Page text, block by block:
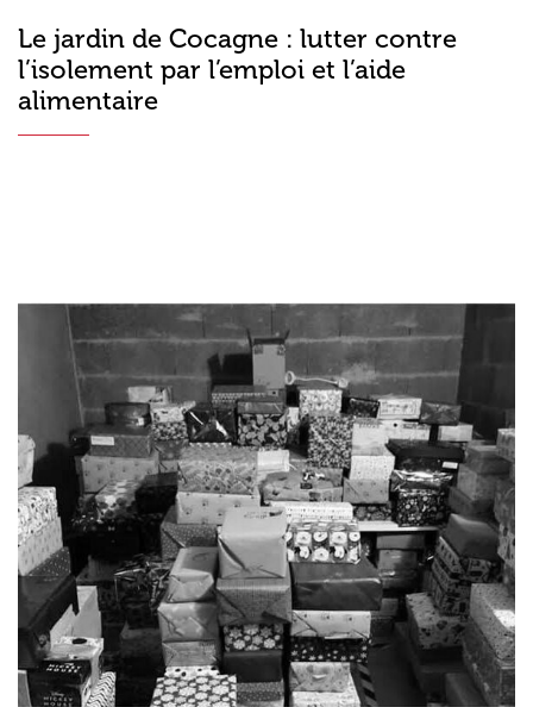
Le jardin de Cocagne : lutter contre
l’isolement par l’emploi et l’aide
alimentaire